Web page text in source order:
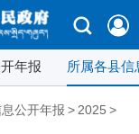
年报 所属各县
公开年报 > 2025 >